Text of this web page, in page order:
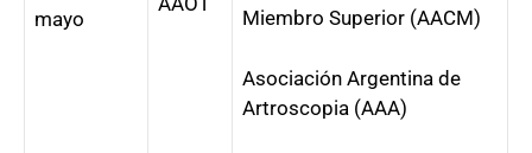
mayo
Miembro Superior (AACM)
Asociación Argentina de
Artroscopia (AAA)